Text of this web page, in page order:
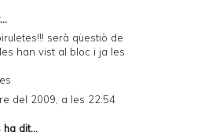
serà qüestiò de
han vist al bloc i ja les
del 2009, a les 22:54
ha dit...